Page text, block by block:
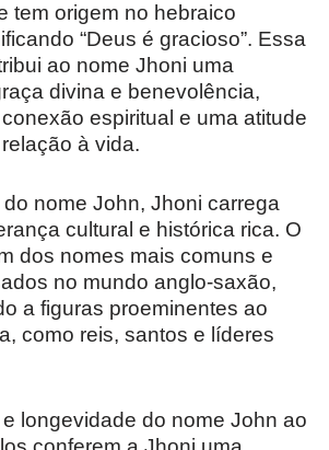
tem origem no hebraico
“Deus é gracioso”. Essa
ao nome Jhoni uma
divina e benevolência,
espiritual e uma atitude
à vida.
nome John, Jhoni carrega
cultural e histórica rica. O
dos nomes mais comuns e
no mundo anglo-saxão,
a figuras proeminentes ao
como reis, santos e líderes
longevidade do nome John ao